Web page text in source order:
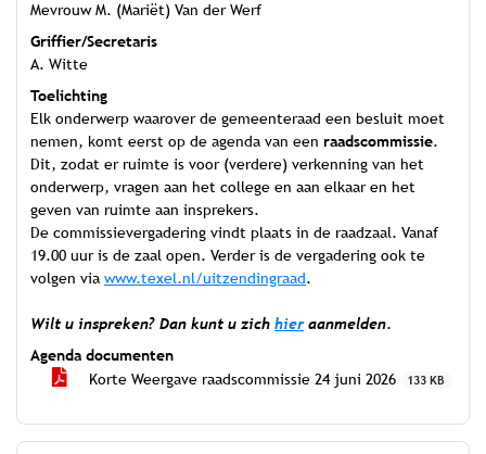
Mevrouw M. (Mariët) Van der Werf
Griffier/Secretaris
A. Witte
Toelichting
Elk onderwerp waarover de gemeenteraad een besluit moet
nemen, komt eerst op de agenda van een raadscommissie.
Dit, zodat er ruimte is voor (verdere) verkenning van het
onderwerp, vragen aan het college en aan elkaar en het
geven van ruimte aan insprekers.
De commissievergadering vindt plaats in de raadzaal. Vanaf
19.00 uur is de zaal open. Verder is de vergadering ook te
volgen via www.texel.nl/uitzendingraad.
Wilt u inspreken? Dan kunt u zich hieraanmelden.
Agenda documenten
Korte Weergave raadscommissie 24 juni 2026
133 KB